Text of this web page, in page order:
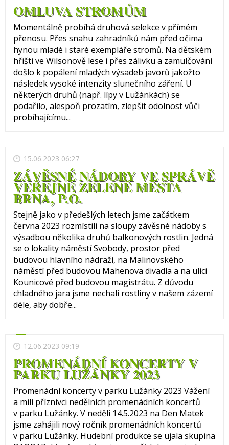
OMLUVA STROMŮM
Momentálně probíhá druhová selekce v přímém
přenosu. Přes snahu zahradníků nám před očima
hynou mladé i staré exempláře stromů. Na dětském
hřišti ve Wilsonově lese i přes zálivku a zamulčování
došlo k popálení mladých výsadeb javorů jakožto
následek vysoké intenzity slunečního záření. U
některých druhů (např. lípy v Lužánkách) se
podařilo, alespoň prozatím, zlepšit odolnost vůči
probíhajícímu...
15.06.2023 06:27
ZÁVĚSNÉ NÁDOBY VE SPRÁVĚ
VEŘEJNÉ ZELENĚ MĚSTA
BRNA, P.O.
Stejně jako v předešlých letech jsme začátkem
června 2023 rozmístili na sloupy závěsné nádoby s
výsadbou několika druhů balkonových rostlin. Jedná
se o lokality náměstí Svobody, prostor před
budovou hlavního nádraží, na Malinovského
náměstí před budovou Mahenova divadla a na ulici
Kounicové před budovou magistrátu. Z důvodu
chladného jara jsme nechali rostliny v našem zázemí
déle, aby dobře...
12.06.2023 09:19
PROMENÁDNÍ KONCERTY V
PARKU LUŽÁNKY 2023
Promenádní koncerty v parku Lužánky 2023 Vážení
a milí příznivci nedělních promenádních koncertů
v parku Lužánky. V neděli 14.5.2023 na Den Matek
jsme zahájili nový ročník promenádních koncertů
v parku Lužánky. Hudební produkce se ujala skupina